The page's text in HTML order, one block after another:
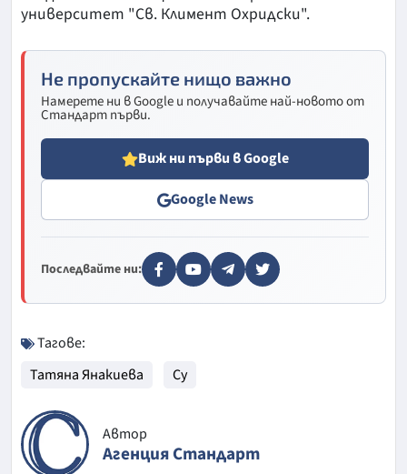
университет "Св. Климент Охридски".
Не пропускайте нищо важно
Намерете ни в Google и получавайте най-новото от
Стандарт първи.
Виж ни първи в Google
Google News
Последвайте ни:
Тагове:
Татяна Янакиева
Су
Автор
Агенция Стандарт